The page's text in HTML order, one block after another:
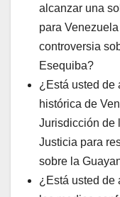
alcanzar una
para
controversia
Esequiba?
¿Está usted de
histórica de
Jurisdicción de
Justicia para
sobre la
¿Está usted de